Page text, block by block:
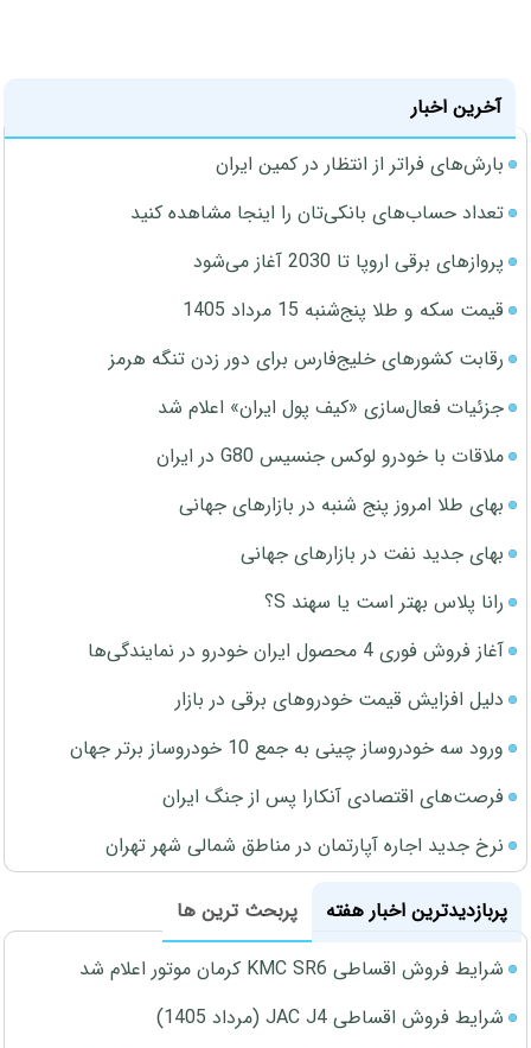
آخرین اخبار
بارش‌های فراتر از انتظار در کمین ایران
تعداد حساب‌های بانکی‌تان را اینجا مشاهده کنید
پروازهای برقی اروپا تا 2030 آغاز می‌شود
قیمت سکه و طلا پنج‌شنبه 15 مرداد 1405
رقابت کشورهای خلیج‌فارس برای دور زدن تنگه هرمز
جزئیات فعال‌سازی «کیف پول ایران» اعلام شد
ملاقات با خودرو لوکس جنسیس G80 در ایران
بهای طلا امروز پنج شنبه در بازارهای جهانی
بهای جدید نفت در بازارهای جهانی
رانا پلاس بهتر است یا سهند S؟
آغاز فروش فوری 4 محصول ایران خودرو در نمایندگی‌ها
دلیل افزایش قیمت خودروهای برقی در بازار
ورود سه خودروساز چینی به جمع 10 خودروساز برتر جهان
فرصت‌های اقتصادی آنکارا پس از جنگ ایران
نرخ جدید اجاره آپارتمان در مناطق شمالی شهر تهران
پربازدیدترین اخبار هفته
پربحث ترین ها
شرایط فروش اقساطی KMC SR6 کرمان موتور اعلام شد
شرایط فروش اقساطی JAC J4 (مرداد 1405)